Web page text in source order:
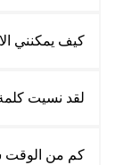
كيف يمكنني
لقد نسيت
كم من الوقت